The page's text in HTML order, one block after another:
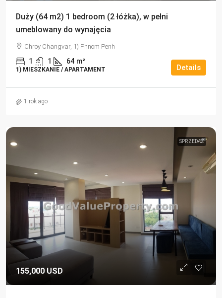
Duży (64 m2) 1 bedroom (2 łóżka), w pełni
umeblowany do wynajęcia
Chroy Changvar, 1) Phnom Penh
1 1 64 m²
1) MIESZKANIE / APARTAMENT Details
1 rok ago
SPRZEDAŻ
155,000 USD